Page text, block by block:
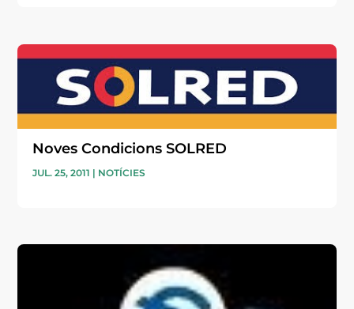
Noves Condicions SOLRED
JUL. 25, 2011 | NOTÍCIES